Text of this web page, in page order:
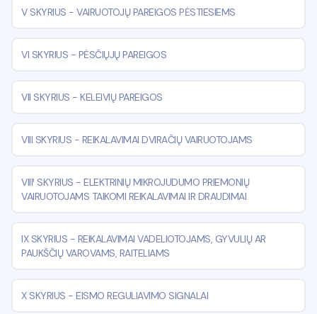
V SKYRIUS - VAIRUOTOJŲ PAREIGOS PĖSTIESIEMS
VI SKYRIUS - PĖSČIŲJŲ PAREIGOS
VII SKYRIUS - KELEIVIŲ PAREIGOS
VIII SKYRIUS - REIKALAVIMAI DVIRAČIŲ VAIRUOTOJAMS
VIII¹ SKYRIUS - ELEKTRINIŲ MIKROJUDUMO PRIEMONIŲ
VAIRUOTOJAMS TAIKOMI REIKALAVIMAI IR DRAUDIMAI
IX SKYRIUS - REIKALAVIMAI VADELIOTOJAMS, GYVULIŲ AR
PAUKŠČIŲ VAROVAMS, RAITELIAMS
X SKYRIUS - EISMO REGULIAVIMO SIGNALAI